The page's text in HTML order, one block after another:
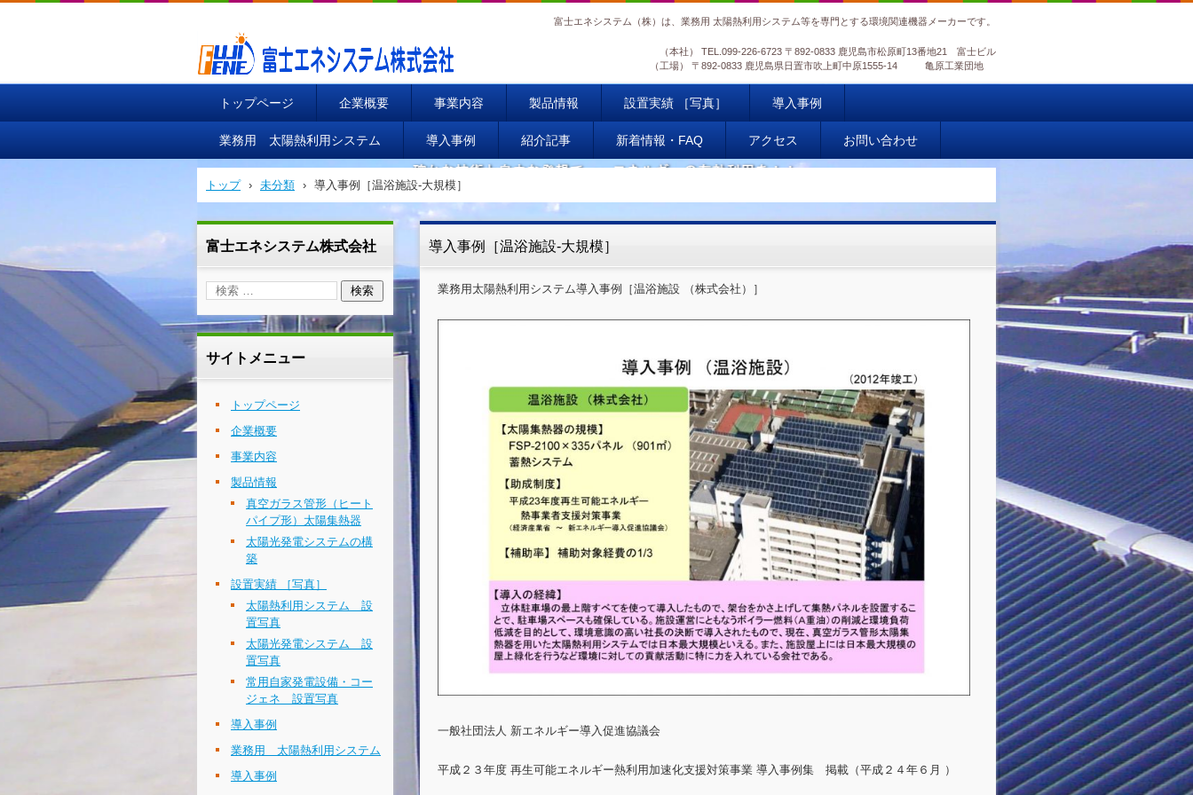
富士エネシステム株式会社
富士エネシステム（株）は、業務用 太陽熱利用システム等を専門とする環境関連機器メーカーです。
（本社） TEL. 099-226-6723 〒892-0833 鹿児島市松原町13番地21 富士ビル
（工場） 〒892-0833 鹿児島県日置市吹上町中原1555-14 亀原工業団地
トップページ 企業概要 事業内容 製品情報 設置実績 ［写真］ 導入事例
業務用 太陽熱利用システム 導入事例 紹介記事 新着情報・FAQ アクセス お問い合わせ
トップ › 未分類 › 導入事例［温浴施設-大規模］
導入事例［温浴施設-大規模］
業務用太陽熱利用システム導入事例［温浴施設 （株式会社）］
一般社団法人 新エネルギー導入促進協議会
平成２３年度 再生可能エネルギー熱利用加速化支援対策事業 導入事例集 掲載（平成２４年６月 ）
富士エネシステム株式会社
サイトメニュー
トップページ
企業概要
事業内容
製品情報
真空ガラス管形（ヒート
パイプ形）太陽集熱器
太陽光発電システムの構
築
設置実績 ［写真］
太陽熱利用システム 設
置写真
太陽光発電システム 設
置写真
常用自家発電設備・コー
ジェネ 設置写真
導入事例
業務用 太陽熱利用システム
導入事例